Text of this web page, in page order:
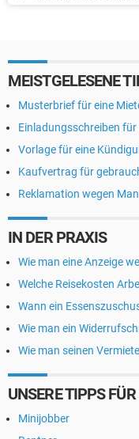
MEISTGELESENE
Musterbrief für eine
Einladungsschreiben für
Vorlage für eine
Kaufvertrag für
Reklamation wegen
IN DER PRAXIS
Wie man eine Anzeige
Welche Reisekosten
Wann ein
Wie man ein
Wie man seinen
UNSERE TIPPS FÜR
Minijobber